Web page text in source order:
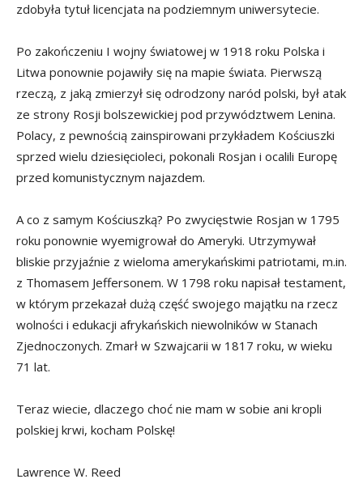
zdobyła tytuł licencjata na podziemnym uniwersytecie.
Po zakończeniu I wojny światowej w 1918 roku Polska i
Litwa ponownie pojawiły się na mapie świata. Pierwszą
rzeczą, z jaką zmierzył się odrodzony naród polski, był atak
ze strony Rosji bolszewickiej pod przywództwem Lenina.
Polacy, z pewnością zainspirowani przykładem Kościuszki
sprzed wielu dziesięcioleci, pokonali Rosjan i ocalili Europę
przed komunistycznym najazdem.
A co z samym Kościuszką? Po zwycięstwie Rosjan w 1795
roku ponownie wyemigrował do Ameryki. Utrzymywał
bliskie przyjaźnie z wieloma amerykańskimi patriotami, m.in.
z Thomasem Jeffersonem. W 1798 roku napisał testament,
w którym przekazał dużą część swojego majątku na rzecz
wolności i edukacji afrykańskich niewolników w Stanach
Zjednoczonych. Zmarł w Szwajcarii w 1817 roku, w wieku
71 lat.
Teraz wiecie, dlaczego choć nie mam w sobie ani kropli
polskiej krwi, kocham Polskę!
Lawrence W. Reed